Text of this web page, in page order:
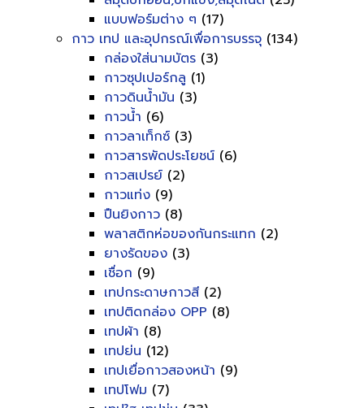
แบบฟอร์มต่าง ๆ (17)
กาว เทป และอุปกรณ์เพื่อการบรรจุ (134)
กล่องใส่นามบัตร (3)
กาวซุปเปอร์กลู (1)
กาวดินน้ำมัน (3)
กาวน้ำ (6)
กาวลาเท็กซ์ (3)
กาวสารพัดประโยชน์ (6)
กาวสเปรย์ (2)
กาวแท่ง (9)
ปืนยิงกาว (8)
พลาสติกห่อของกันกระแทก (2)
ยางรัดของ (3)
เชื่อก (9)
เทปกระดาษกาวสี (2)
เทปติดกล่อง OPP (8)
เทปผ้า (8)
เทปย่น (12)
เทปเยื่อกาวสองหน้า (9)
เทปโฟม (7)